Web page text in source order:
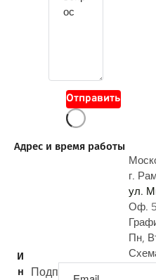
о
Отправить
Адрес и время работы
г.
ул.
Оф.
Пн,
И
н
Подп